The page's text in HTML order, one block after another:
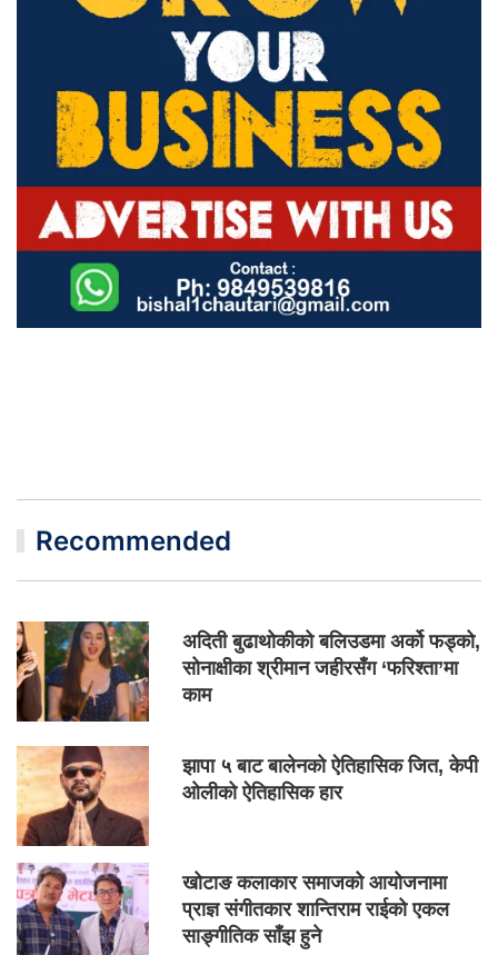
Recommended
अदिती बुढाथोकीको बलिउडमा अर्को फड्को,
सोनाक्षीका श्रीमान जहीरसँग ‘फरिश्ता’मा
काम
झापा ५ बाट बालेनको ऐतिहासिक जित, केपी
ओलीको ऐतिहासिक हार
खोटाङ कलाकार समाजको आयोजनामा
प्राज्ञ संगीतकार शान्तिराम राईको एकल
साङ्गीतिक साँझ हुने